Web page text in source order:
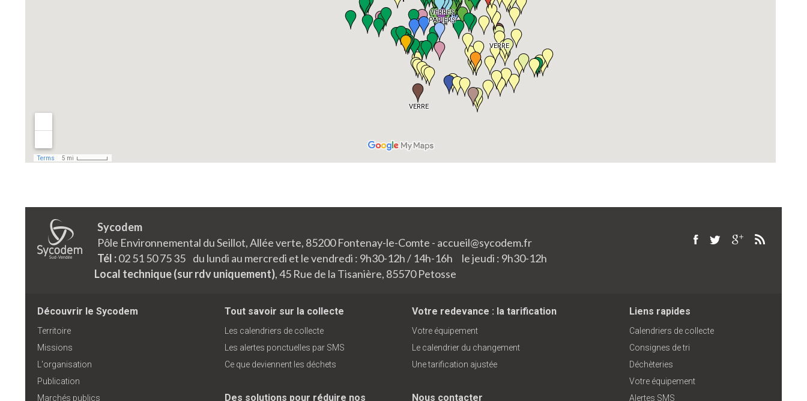
Sycodem
Pôle Environnemental du Seillot, Allée verte, 85200 Fontenay-le-Comte - accueil@sycodem.fr
Tél :02 51 50 75 35 du lundi au mercredi et le vendredi : 9h30-12h / 14h-16h le jeudi : 9h30-12h
Local technique (sur rdv uniquement), 45 Rue de la Tisanière, 85570 Petosse
Découvrir le Sycodem
Territoire
Missions
L'organisation
Publication
Marchés publics
Tout savoir sur la collecte
Les calendriers de collecte
Les alertes ponctuelles par SMS
Ce que deviennent les déchets
Des solutions pour réduire nos
Votre redevance : la tarification
Votre équipement
Le calendrier du changement
Une tarification ajustée
Nous contacter
Liens rapides
Calendriers de collecte
Consignes de tri
Déchèteries
Votre équipement
Alertes SMS